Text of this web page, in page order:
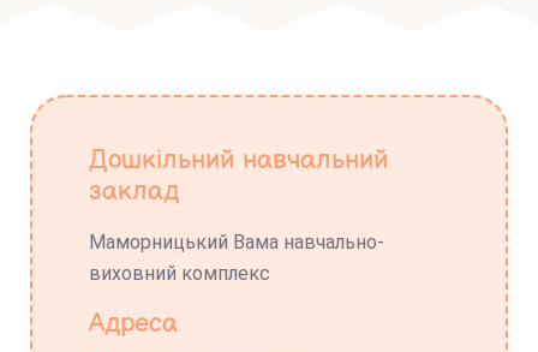
Дошкільний навчальний
заклад
Маморницький Вама навчально-
виховний комплекс
Адреса